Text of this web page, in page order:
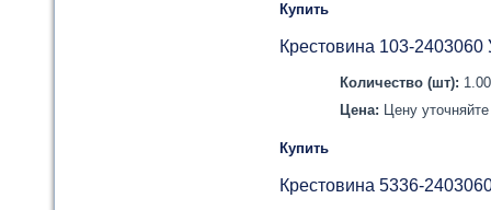
Купить
Крестовина 103-
Количество (шт):
Цена: Цену
Купить
Крестовина 5336-